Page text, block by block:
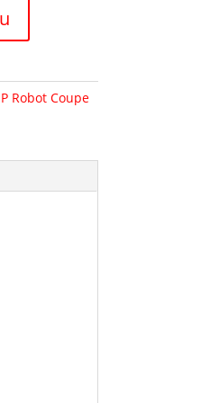
Robot Coupe